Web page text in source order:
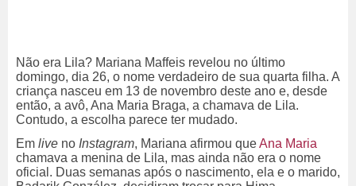
Não era Lila? Mariana Maffeis revelou no último
domingo, dia 26, o nome verdadeiro de sua quarta filha. A
criança nasceu em 13 de novembro deste ano e, desde
então, a avô, Ana Maria Braga, a chamava de Lila.
Contudo, a escolha parece ter mudado.
Em live no Instagram, Mariana afirmou queAna Maria
chamava a menina de Lila, mas ainda não era o nome
oficial. Duas semanas após o nascimento, ela e o marido,